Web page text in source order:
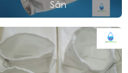
Sản